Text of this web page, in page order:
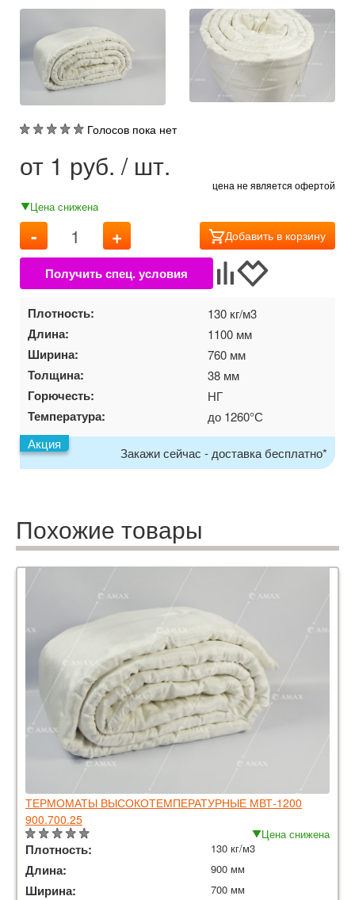
Голосов пока нет
от 1 руб. / шт.
цена не является офертой
Цена снижена
- + Добавить в корзину
Плотность: 130 кг/м3
Длина: 1100 мм
Ширина: 760 мм
Толщина: 38 мм
Горючесть: НГ
Температура: до 1260°С
Закажи сейчас - доставка бесплатно*
Акция
Похожие товары
ТЕРМОМАТЫ ВЫСОКОТЕМПЕРАТУРНЫЕ МВТ-1200
900.700.25
Цена снижена
Плотность: 130 кг/м3
Длина: 900 мм
Ширина: 700 мм